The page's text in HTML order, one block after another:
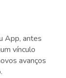
App, antes
vínculo
avanços